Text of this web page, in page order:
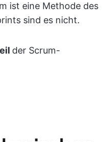
ist eine Methode des
sind es nicht.
der Scrum-